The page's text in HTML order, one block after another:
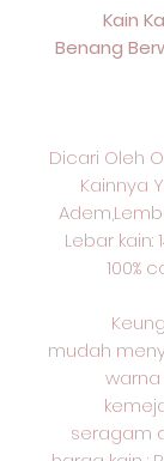
Kain
Benang
Dicari Oleh
Kainnya
Lebar kain:
100%
mudah
warna
seragam